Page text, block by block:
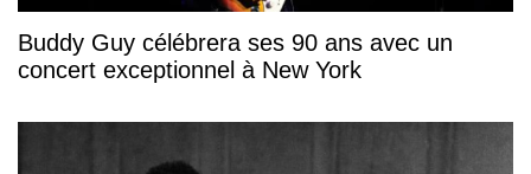
Buddy Guy célébrera ses 90 ans avec un
concert exceptionnel à New York